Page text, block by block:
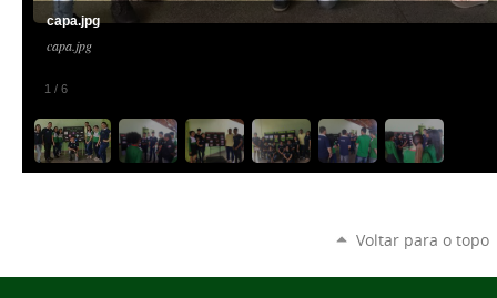
1 / 6
capa.jpg
capa.jpg
Voltar para o topo